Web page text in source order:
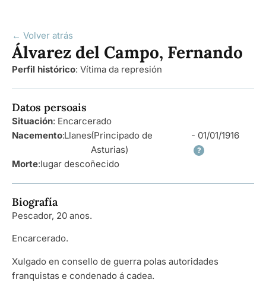
← Volver atrás
Álvarez del Campo, Fernando
Perfil histórico: Vítima da represión
Datos persoais
Situación: Encarcerado
Nacemento:Llanes(Principado de
Asturias)
- 01/01/1916
?
Morte:lugar descoñecido
Biografía
Pescador, 20 anos.
Encarcerado.
Xulgado en consello de guerra polas autoridades
franquistas e condenado á cadea.